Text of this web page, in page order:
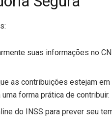
suas informações no
as contribuições estejam em
forma prática de contribuir.
do INSS para prever seu